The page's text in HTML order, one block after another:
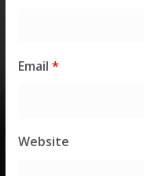
Email *
Website